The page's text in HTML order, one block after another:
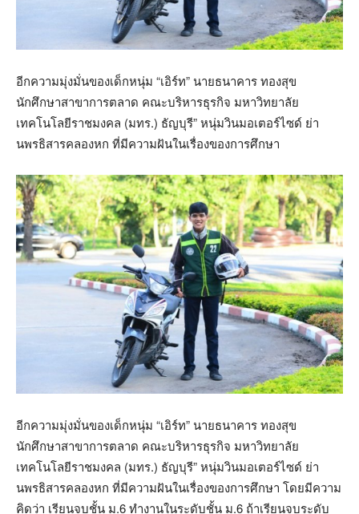
อีกความมุ่งมั่นของเด็กหนุ่ม “เอิร์ท” นายธนาคาร ทองสุข
นักศึกษาสาขาการตลาด คณะบริหารธุรกิจ มหาวิทยาลัย
เทคโนโลยีราชมงคล (มทร.) ธัญบุรี” หนุ่มวินมอเตอร์ไซด์ ย่า
นพรธิสารคลองหก ที่มีความฝันในเรื่องของการศึกษา
อีกความมุ่งมั่นของเด็กหนุ่ม “เอิร์ท” นายธนาคาร ทองสุข
นักศึกษาสาขาการตลาด คณะบริหารธุรกิจ มหาวิทยาลัย
เทคโนโลยีราชมงคล (มทร.) ธัญบุรี” หนุ่มวินมอเตอร์ไซด์ ย่า
นพรธิสารคลองหก ที่มีความฝันในเรื่องของการศึกษา โดยมีความ
คิดว่า เรียนจบชั้น ม.6 ทำงานในระดับชั้น ม.6 ถ้าเรียนจบระดับ